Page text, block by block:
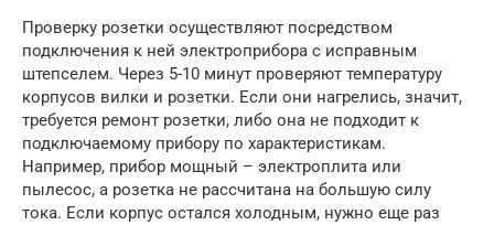
Проверку розетки осуществляют посредством
подключения к ней электроприбора с исправным
штепселем. Через 5-10 минут проверяют температуру
корпусов вилки и розетки. Если они нагрелись, значит,
требуется ремонт розетки, либо она не подходит к
подключаемому прибору по характеристикам.
Например, прибор мощный – электроплита или
пылесос, а розетка не рассчитана на большую силу
тока. Если корпус остался холодным, нужно еще раз